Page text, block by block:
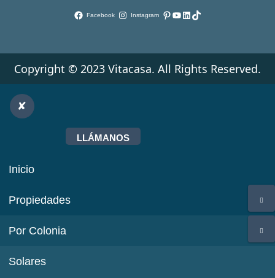
Facebook Instagram Pinterest
YouTube
LinkedIn
TikTok
Copyright © 2023 Vitacasa. All Rights Reserved.
LLÁMANOS
Inicio
Propiedades
Por Colonia
Solares